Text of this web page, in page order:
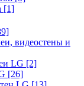
[1]
видеостены и
LG [2]
[26]